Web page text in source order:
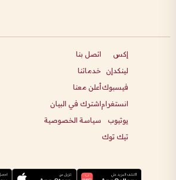
إكس
لينكدإن
فيسبوك
انستغرام
يوتيوب
تيك توك
اتصل بنا
خدماتنا
أعلن معنا
اشترك في البيان
سياسة الخصوصية